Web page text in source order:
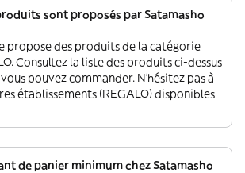
sont proposés par Satamasho
propose des produits de la catégorie
Consultez la liste des produits ci-dessus
pouvez commander. N'hésitez pas à
établissements (REGALO) disponibles
de panier minimum chez Satamasho